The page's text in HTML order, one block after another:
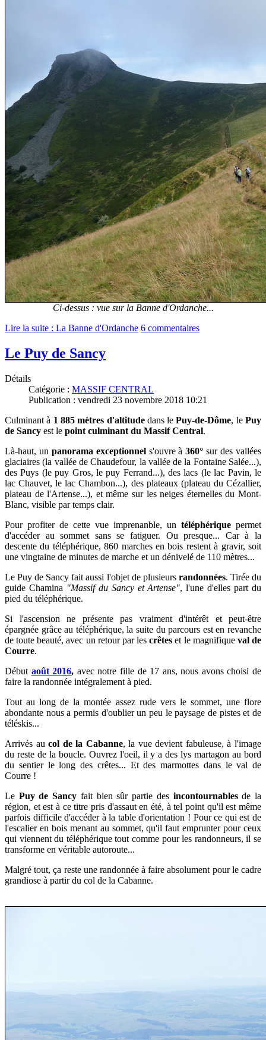
Ci-dessus : vue sur la Banne d'Ordanche...
Lire la suite : La Banne d'Ordanche 6 commentaires
Le Puy de Sancy
Détails
Catégorie : MASSIF CENTRAL
Publication : vendredi 23 novembre 2018 10:21
Culminant à 1 885 mètres d'altitudedans lePuy-de-Dôme, lePuy
de Sancy est le point culminant du Massif Central.
Là-haut, un panorama exceptionnels'ouvre à360° sur des vallées
glaciaires (la vallée de Chaudefour, la vallée de la Fontaine Salée...),
des Puys (le puy Gros, le puy Ferrand...), des lacs (le lac Pavin, le
lac Chauvet, le lac Chambon...), des plateaux (plateau du Cézallier,
plateau de l'Artense...), et même sur les neiges éternelles du Mont-
Blanc, visible par temps clair.
Pour profiter de cette vue imprenanble, un téléphérique permet
d'accéder au sommet sans se fatiguer. Ou presque... Car à la
descente du téléphérique, 860 marches en bois restent à gravir, soit
une vingtaine de minutes de marche et un dénivelé de 110 mètres...
Le Puy de Sancy fait aussi l'objet de plusieurs randonnées. Tirée du
guide Chamina "Massif du Sancy et Artense", l'une d'elles part du
pied du téléphérique.
Si l'ascension ne présente pas vraiment d'intérêt et peut-être
épargnée grâce au téléphérique, la suite du parcours est en revanche
de toute beauté, avec un retour par lescrêtes et le magnifique val de
Courre.
Début août2016, avec notre fille de 17 ans, nous avons choisi de
faire la randonnée intégralement à pied.
Tout au long de la montée assez rude vers le sommet, une flore
abondante nous a permis d'oublier un peu le paysage de pistes et de
téléskis...
Arrivés aucol de la Cabanne, la vue devient fabuleuse, à l'image
du reste de la boucle. Ouvrez l'oeil, il y a des lys martagon au bord
du sentier le long des crêtes... Et des marmottes dans le val de
Courre !
Le Puy de Sancy fait bien sûr partie des incontournablesde la
région, et est à ce titre pris d'assaut en été, à tel point qu'il est même
parfois difficile d'accéder à la table d'orientation ! Pour ce qui est de
l'escalier en bois menant au sommet, qu'il faut emprunter pour ceux
qui viennent du téléphérique tout comme pour les randonneurs, il se
transforme en véritable autoroute...
Malgré tout, ça reste une randonnée à faire absolument pour le cadre
grandiose à partir du col de la Cabanne.